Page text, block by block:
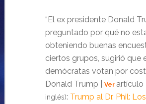
“El ex presidente Donald
preguntado por qué no
obteniendo buenas
ciertos grupos, sugirió que
demócratas votan por
Donald Trump |
Ver artículo
inglés): Trump al Dr. Phil: